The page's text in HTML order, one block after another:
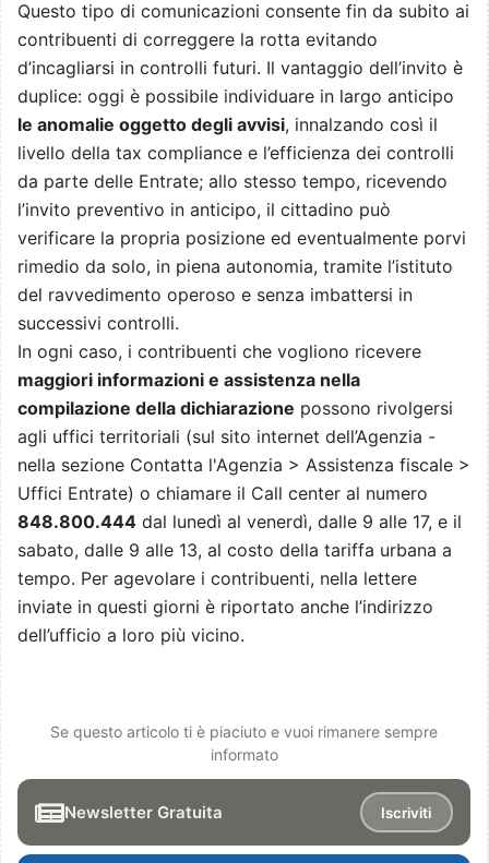
Questo tipo di comunicazioni consente fin da subito ai
contribuenti di correggere la rotta evitando
d’incagliarsi in controlli futuri. Il vantaggio dell’invito è
duplice: oggi è possibile individuare in largo anticipo
le anomalie oggetto degli avvisi, innalzando così il
livello della tax compliance e l’efficienza dei controlli
da parte delle Entrate; allo stesso tempo, ricevendo
l’invito preventivo in anticipo, il cittadino può
verificare la propria posizione ed eventualmente porvi
rimedio da solo, in piena autonomia, tramite l’istituto
del ravvedimento operoso e senza imbattersi in
successivi controlli.
In ogni caso, i contribuenti che vogliono ricevere
maggiori informazioni e assistenza nella
compilazione della dichiarazione possono rivolgersi
agli uffici territoriali (sul sito internet dell’Agenzia -
nella sezione Contatta l'Agenzia > Assistenza fiscale >
Uffici Entrate) o chiamare il Call center al numero
848.800.444 dal lunedì al venerdì, dalle 9 alle 17, e il
sabato, dalle 9 alle 13, al costo della tariffa urbana a
tempo. Per agevolare i contribuenti, nella lettere
inviate in questi giorni è riportato anche l’indirizzo
dell’ufficio a loro più vicino.
Se questo articolo ti è piaciuto e vuoi rimanere sempre
informato
Newsletter Gratuita Iscriviti